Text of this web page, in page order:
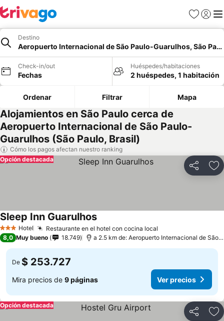
Favoritos
Iniciar
Destino
Aeropuerto Internacional de São Paulo-Guarulhos, São
Check-in/out
Fechas
Huéspedes/habitaciones
2 huéspedes, 1 habitación
Ordenar Filtrar Mapa
Alojamientos en São Paulo cerca de
Aeropuerto Internacional de São Paulo-
Guarulhos (São Paulo, Brasil)
Cómo los pagos afectan nuestro ranking
Compartir
Opción destacada
3 Estrellas
Hotel Restaurante en el hotel con cocina local
Sleep Inn Guarulhos
8,0 Muy bueno 18.749 a 2.5 km de: Aeropuerto Internacional de São Paulo-Guarulhos
De $ 253.727
Mira precios de 9 páginas Ver precios
Compartir
Opción destacada